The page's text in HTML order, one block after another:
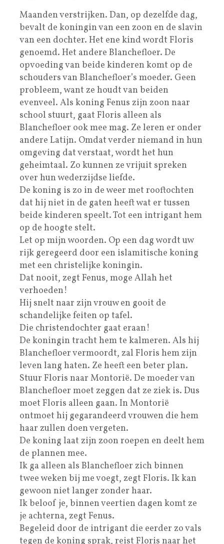
Maanden verstrijken. Dan, op dezelfde dag,
bevalt de koningin van een zoon en de slavin
van een dochter. Het ene kind wordt Floris
genoemd. Het andere Blanchefloer. De
opvoeding van beide kinderen komt op de
schouders van Blanchefloer’s moeder. Geen
probleem, want ze houdt van beiden
evenveel. Als koning Fenus zijn zoon naar
school stuurt, gaat Floris alleen als
Blanchefloer ook mee mag. Ze leren er onder
andere Latijn. Omdat verder niemand in hun
omgeving dat verstaat, wordt het hun
geheimtaal. Zo kunnen ze vrijuit spreken
over hun wederzijdse liefde.
De koning is zo in de weer met rooftochten
dat hij niet in de gaten heeft wat er tussen
beide kinderen speelt. Tot een intrigant hem
op de hoogte stelt.
Let op mijn woorden. Op een dag wordt uw
rijk geregeerd door een islamitische koning
met een christelijke koningin.
Dat nooit, zegt Fenus, moge Allah het
verhoeden!
Hij snelt naar zijn vrouw en gooit de
schandelijke feiten op tafel.
Die christendochter gaat eraan!
De koningin tracht hem te kalmeren. Als hij
Blanchefloer vermoordt, zal Floris hem zijn
leven lang haten. Ze heeft een beter plan.
Stuur Floris naar Montorië. De moeder van
Blanchefloer moet zeggen dat ze ziek is. Dus
moet Floris alleen gaan. In Montorië
ontmoet hij gegarandeerd vrouwen die hem
haar zullen doen vergeten.
De koning laat zijn zoon roepen en deelt hem
de plannen mee.
Ik ga alleen als Blanchefloer zich binnen
twee weken bij me voegt, zegt Floris. Ik kan
gewoon niet langer zonder haar.
Ik beloof je, binnen veertien dagen komt ze
je achterna, zegt Fenus.
Begeleid door de intrigant die eerder zo vals
tegen de koning sprak, reist Floris naar het